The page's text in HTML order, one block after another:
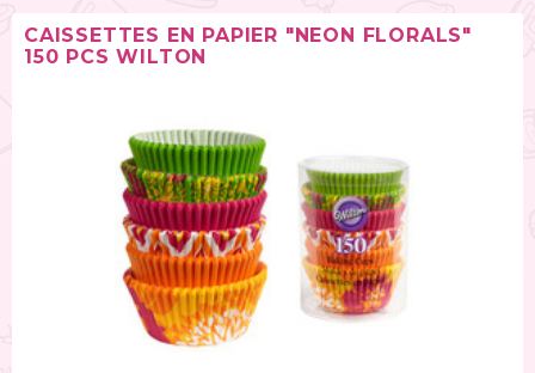
CAISSETTES EN PAPIER "NEON FLORALS"
150 PCS WILTON